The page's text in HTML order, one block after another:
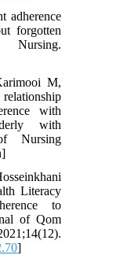
adherence
forgotten
Nursing.
M,
with
with
Nursing
Literacy
to
of Qom